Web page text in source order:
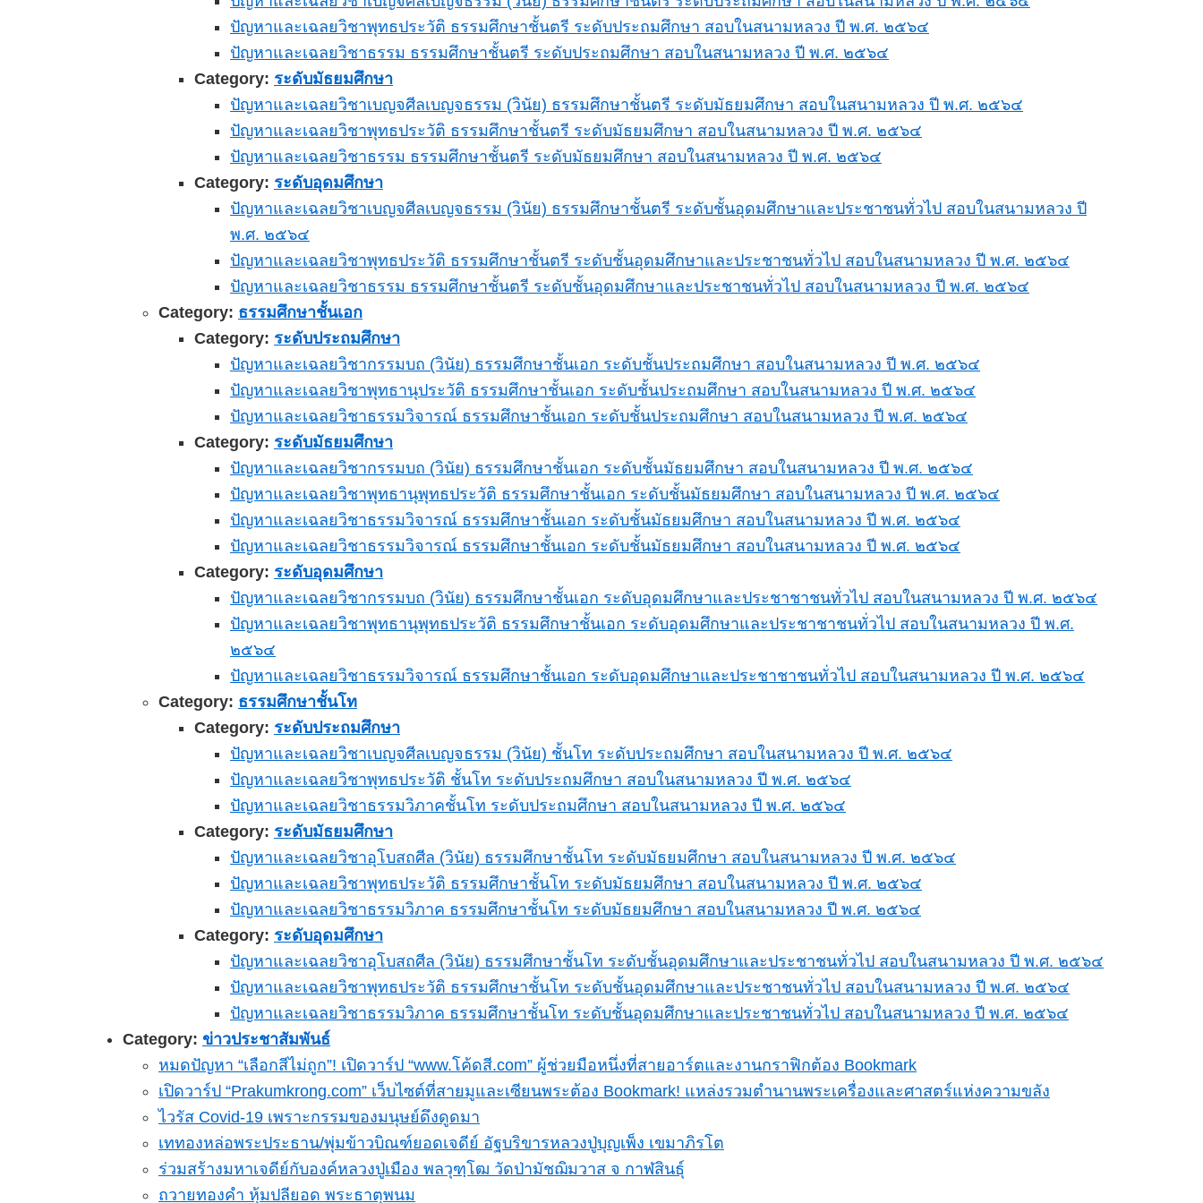
ปัญหาและเฉลยวิชาพุทธประวัติ ธรรมศึกษาชั้นตรี ระดับประถมศึกษา สอบในสนามหลวง ปี พ.ศ. ๒๕๖๔
ปัญหาและเฉลยวิชาธรรม ธรรมศึกษาชั้นตรี ระดับประถมศึกษา สอบในสนามหลวง ปี พ.ศ. ๒๕๖๔
Category: ระดับมัธยมศึกษา
ปัญหาและเฉลยวิชาเบญจศีลเบญจธรรม (วินัย) ธรรมศึกษาชั้นตรี ระดับมัธยมศึกษา สอบในสนามหลวง ปี พ.ศ. ๒๕๖๔
ปัญหาและเฉลยวิชาพุทธประวัติ ธรรมศึกษาชั้นตรี ระดับมัธยมศึกษา สอบในสนามหลวง ปี พ.ศ. ๒๕๖๔
ปัญหาและเฉลยวิชาธรรม ธรรมศึกษาชั้นตรี ระดับมัธยมศึกษา สอบในสนามหลวง ปี พ.ศ. ๒๕๖๔
Category: ระดับอุดมศึกษา
ปัญหาและเฉลยวิชาเบญจศีลเบญจธรรม (วินัย) ธรรมศึกษาชั้นตรี ระดับชั้นอุดมศึกษาและประชาชนทั่วไป สอบในสนามหลวง ปี
พ.ศ. ๒๕๖๔
ปัญหาและเฉลยวิชาพุทธประวัติ ธรรมศึกษาชั้นตรี ระดับชั้นอุดมศึกษาและประชาชนทั่วไป สอบในสนามหลวง ปี พ.ศ. ๒๕๖๔
ปัญหาและเฉลยวิชาธรรม ธรรมศึกษาชั้นตรี ระดับชั้นอุดมศึกษาและประชาชนทั่วไป สอบในสนามหลวง ปี พ.ศ. ๒๕๖๔
Category: ธรรมศึกษาชั้นเอก
Category: ระดับประถมศึกษา
ปัญหาและเฉลยวิชากรรมบถ (วินัย) ธรรมศึกษาชั้นเอก ระดับชั้นประถมศึกษา สอบในสนามหลวง ปี พ.ศ. ๒๕๖๔
ปัญหาและเฉลยวิชาพุทธานุประวัติ ธรรมศึกษาชั้นเอก ระดับชั้นประถมศึกษา สอบในสนามหลวง ปี พ.ศ. ๒๕๖๔
ปัญหาและเฉลยวิชาธรรมวิจารณ์ ธรรมศึกษาชั้นเอก ระดับชั้นประถมศึกษา สอบในสนามหลวง ปี พ.ศ. ๒๕๖๔
Category: ระดับมัธยมศึกษา
ปัญหาและเฉลยวิชากรรมบถ (วินัย) ธรรมศึกษาชั้นเอก ระดับชั้นมัธยมศึกษา สอบในสนามหลวง ปี พ.ศ. ๒๕๖๔
ปัญหาและเฉลยวิชาพุทธานุพุทธประวัติ ธรรมศึกษาชั้นเอก ระดับชั้นมัธยมศึกษา สอบในสนามหลวง ปี พ.ศ. ๒๕๖๔
ปัญหาและเฉลยวิชาธรรมวิจารณ์ ธรรมศึกษาชั้นเอก ระดับชั้นมัธยมศึกษา สอบในสนามหลวง ปี พ.ศ. ๒๕๖๔
ปัญหาและเฉลยวิชาธรรมวิจารณ์ ธรรมศึกษาชั้นเอก ระดับชั้นมัธยมศึกษา สอบในสนามหลวง ปี พ.ศ. ๒๕๖๔
Category: ระดับอุดมศึกษา
ปัญหาและเฉลยวิชากรรมบถ (วินัย) ธรรมศึกษาชั้นเอก ระดับอุดมศึกษาและประชาชาชนทั่วไป สอบในสนามหลวง ปี พ.ศ. ๒๕๖๔
ปัญหาและเฉลยวิชาพุทธานุพุทธประวัติ ธรรมศึกษาชั้นเอก ระดับอุดมศึกษาและประชาชาชนทั่วไป สอบในสนามหลวง ปี พ.ศ.
๒๕๖๔
ปัญหาและเฉลยวิชาธรรมวิจารณ์ ธรรมศึกษาชั้นเอก ระดับอุดมศึกษาและประชาชาชนทั่วไป สอบในสนามหลวง ปี พ.ศ. ๒๕๖๔
Category: ธรรมศึกษาชั้นโท
Category: ระดับประถมศึกษา
ปัญหาและเฉลยวิชาเบญจศีลเบญจธรรม (วินัย) ชั้นโท ระดับประถมศึกษา สอบในสนามหลวง ปี พ.ศ. ๒๕๖๔
ปัญหาและเฉลยวิชาพุทธประวัติ ชั้นโท ระดับประถมศึกษา สอบในสนามหลวง ปี พ.ศ. ๒๕๖๔
ปัญหาและเฉลยวิชาธรรมวิภาคชั้นโท ระดับประถมศึกษา สอบในสนามหลวง ปี พ.ศ. ๒๕๖๔
Category: ระดับมัธยมศึกษา
ปัญหาและเฉลยวิชาอุโบสถศีล (วินัย) ธรรมศึกษาชั้นโท ระดับมัธยมศึกษา สอบในสนามหลวง ปี พ.ศ. ๒๕๖๔
ปัญหาและเฉลยวิชาพุทธประวัติ ธรรมศึกษาชั้นโท ระดับมัธยมศึกษา สอบในสนามหลวง ปี พ.ศ. ๒๕๖๔
ปัญหาและเฉลยวิชาธรรมวิภาค ธรรมศึกษาชั้นโท ระดับมัธยมศึกษา สอบในสนามหลวง ปี พ.ศ. ๒๕๖๔
Category: ระดับอุดมศึกษา
ปัญหาและเฉลยวิชาอุโบสถศีล (วินัย) ธรรมศึกษาชั้นโท ระดับชั้นอุดมศึกษาและประชาชนทั่วไป สอบในสนามหลวง ปี พ.ศ. ๒๕๖๔
ปัญหาและเฉลยวิชาพุทธประวัติ ธรรมศึกษาชั้นโท ระดับชั้นอุดมศึกษาและประชาชนทั่วไป สอบในสนามหลวง ปี พ.ศ. ๒๕๖๔
ปัญหาและเฉลยวิชาธรรมวิภาค ธรรมศึกษาชั้นโท ระดับชั้นอุดมศึกษาและประชาชนทั่วไป สอบในสนามหลวง ปี พ.ศ. ๒๕๖๔
Category: ข่าวประชาสัมพันธ์
หมดปัญหา “เลือกสีไม่ถูก”! เปิดวาร์ป “www.โค้ดสี.com” ผู้ช่วยมือหนึ่งที่สายอาร์ตและงานกราฟิกต้อง Bookmark
เปิดวาร์ป “Prakumkrong.com” เว็บไซต์ที่สายมูและเซียนพระต้อง Bookmark! แหล่งรวมตำนานพระเครื่องและศาสตร์แห่งความขลัง
ไวรัส Covid-19 เพราะกรรมของมนุษย์ดึงดูดมา
เททองหล่อพระประธาน/พุ่มข้าวบิณฑ์ยอดเจดีย์ อัฐบริขารหลวงปู่บุญเพ็ง เขมาภิรโต
ร่วมสร้างมหาเจดีย์กับองค์หลวงปู่เมือง พลวุฑฺโฒ วัดป่ามัชฌิมวาส จ กาฬสินธุ์
ถวายทองคำ หุ้มปลียอด พระธาตุพนม